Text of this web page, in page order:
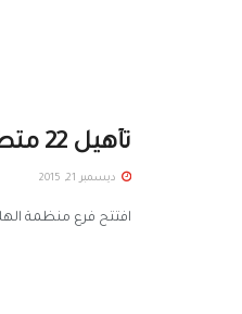
تأهيل 22 متطوعاً في الإسعاف الأولي بالقنيطرة
ديسمبر 21, 2015
افتتح فرع منظمة الهلال الأحمر العربي